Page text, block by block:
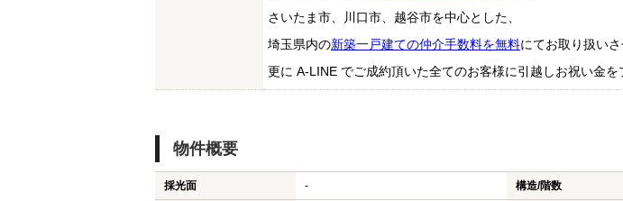
さいたま市、川口市、越谷市を中心とした、
埼玉県内の新築一戸建ての仲介手数料を無料にてお取り扱いさ
更に A-LINE でご成約頂いた全てのお客様に引越しお祝い金を
物件概要
採光面 - 構造/階数